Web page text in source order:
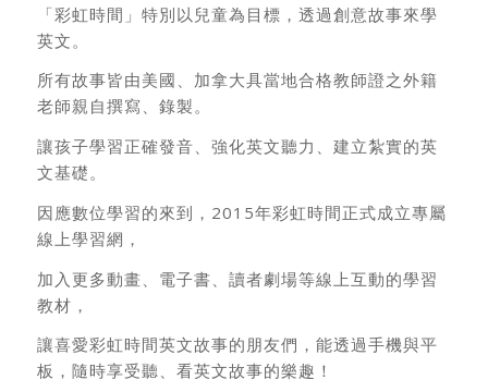
「彩虹時間」特別以兒童為目標，透過創意故事來學
英文。
所有故事皆由美國、加拿大具當地合格教師證之外籍
老師親自撰寫、錄製。
讓孩子學習正確發音、強化英文聽力、建立紮實的英
文基礎。
因應數位學習的來到，2015年彩虹時間正式成立專屬
線上學習網，
加入更多動畫、電子書、讀者劇場等線上互動的學習
教材，
讓喜愛彩虹時間英文故事的朋友們，能透過手機與平
板，隨時享受聽、看英文故事的樂趣！